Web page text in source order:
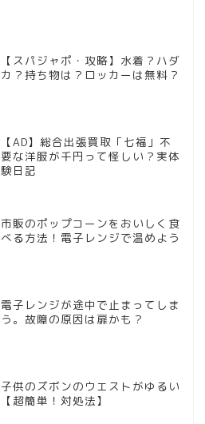
【スパジャポ・攻略】水着？ハダ
カ？持ち物は？ロッカーは無料？
【AD】総合出張買取「七福」不
要な洋服が千円って怪しい？実体
験日記
市販のポップコーンをおいしく食
べる方法！電子レンジで温めよう
電子レンジが途中で止まってしま
う。故障の原因は扉かも？
子供のズボンのウエストがゆるい
【超簡単！対処法】